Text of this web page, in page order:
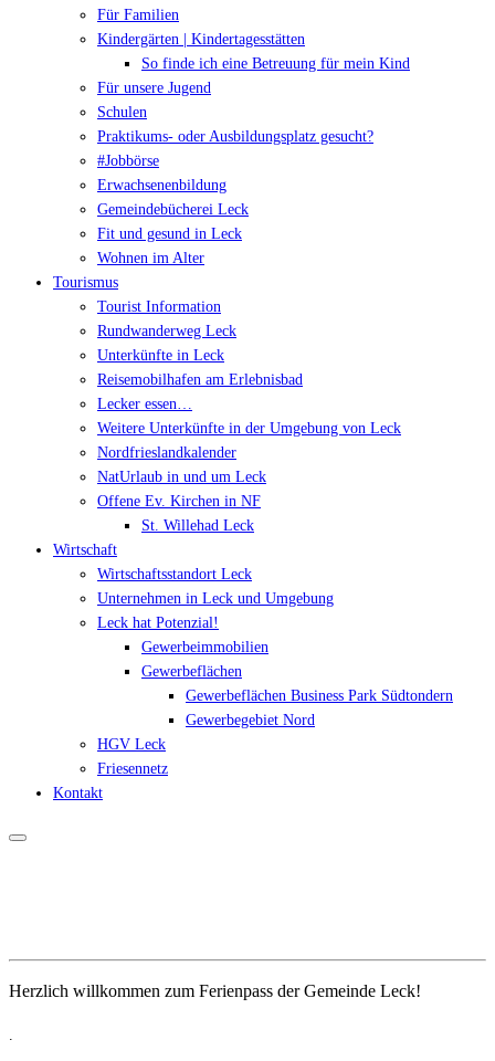
Für Familien
Kindergärten | Kindertagesstätten
So finde ich eine Betreuung für mein Kind
Für unsere Jugend
Schulen
Praktikums- oder Ausbildungsplatz gesucht?
#Jobbörse
Erwachsenenbildung
Gemeindebücherei Leck
Fit und gesund in Leck
Wohnen im Alter
Tourismus
Tourist Information
Rundwanderweg Leck
Unterkünfte in Leck
Reisemobilhafen am Erlebnisbad
Lecker essen…
Weitere Unterkünfte in der Umgebung von Leck
Nordfrieslandkalender
NatUrlaub in und um Leck
Offene Ev. Kirchen in NF
St. Willehad Leck
Wirtschaft
Wirtschaftsstandort Leck
Unternehmen in Leck und Umgebung
Leck hat Potenzial!
Gewerbeimmobilien
Gewerbeflächen
Gewerbeflächen Business Park Südtondern
Gewerbegebiet Nord
HGV Leck
Friesennetz
Kontakt
Herzlich willkommen zum Ferienpass der Gemeinde Leck!